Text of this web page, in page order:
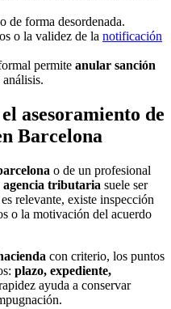
de forma desordenada.
o la validez de la notificación
permite anular sanción
análisis.
asesoramiento de
Barcelona
o de un profesional
agencia tributaria suele ser
relevante, existe inspección
o la motivación del acuerdo
con criterio, los puntos
plazo, expediente,
ayuda a conservar